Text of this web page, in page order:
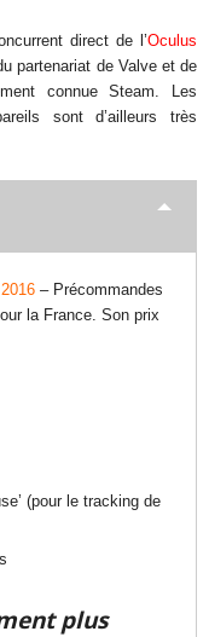
direct de l’Oculus
partenariat de Valve et de
connue Steam. Les
sont d’ailleurs très
– Précommandes
la France. Son prix
(pour le tracking de
plus